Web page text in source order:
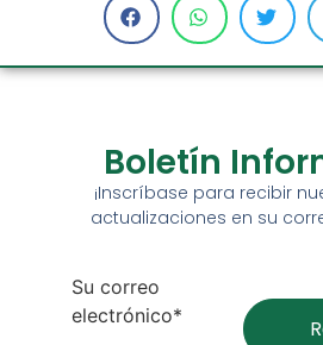
Boletín
¡Inscríbase para recibir
actualizaciones en su
Su correo
electrónico*